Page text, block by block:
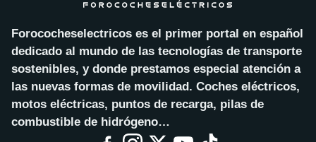
Forococheselectricos es el primer portal en español
dedicado al mundo de las tecnologías de transporte
sostenibles, y donde prestamos especial atención a
las nuevas formas de movilidad. Coches eléctricos,
motos eléctricas, puntos de recarga, pilas de
combustible de hidrógeno…